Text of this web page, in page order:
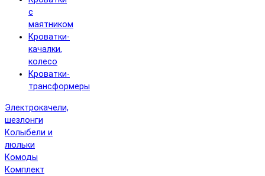
с
маятником
Кроватки-
качалки,
колесо
Кроватки-
трансформеры
Электрокачели,
шезлонги
Колыбели и
люльки
Комоды
Комплект